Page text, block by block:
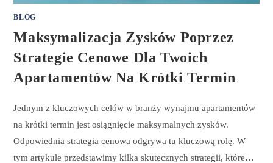
BLOG
Maksymalizacja Zysków Poprzez
Strategie Cenowe Dla Twoich
Apartamentów Na Krótki Termin
Jednym z kluczowych celów w branży wynajmu apartamentów
na krótki termin jest osiągnięcie maksymalnych zysków.
Odpowiednia strategia cenowa odgrywa tu kluczową rolę. W
tym artykule przedstawimy kilka skutecznych strategii, które…